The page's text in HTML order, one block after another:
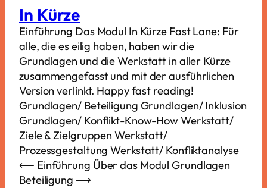
h
e
In Kürze
Einführung Das Modul In Kürze Fast Lane: Für
alle, die es eilig haben, haben wir die
Grundlagen und die Werkstatt in aller Kürze
zusammengefasst und mit der ausführlichen
Version verlinkt. Happy fast reading!
Grundlagen/ Beteiligung Grundlagen/ Inklusion
Grundlagen/ Konflikt-Know-How Werkstatt/
Ziele & Zielgruppen Werkstatt/
Prozessgestaltung Werkstatt/ Konfliktanalyse
⟵ Einführung Über das Modul Grundlagen
Beteiligung ⟶